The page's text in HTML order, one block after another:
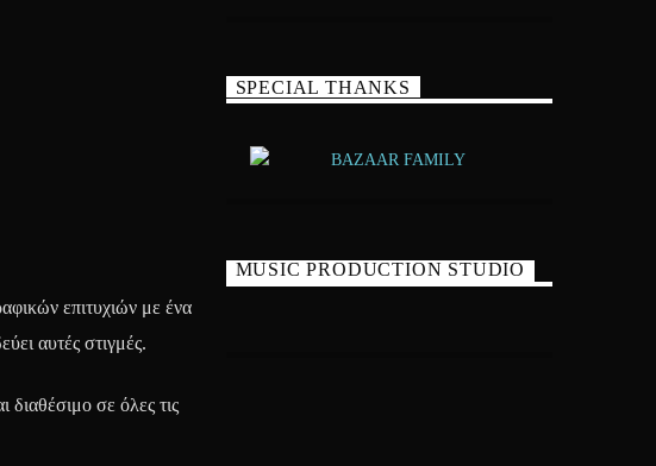
επιτυχιών με ένα
αυτές στιγμές.
διαθέσιμο σε όλες τις
SPECIAL THANKS
MUSIC PRODUCTION STUDIO